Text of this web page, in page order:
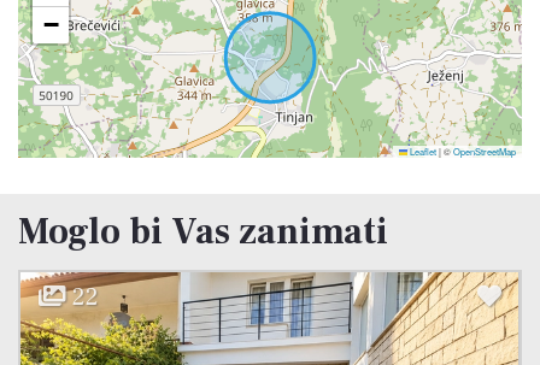
−
Leaflet|©OpenStreetMap
Moglo bi Vas zanimati
15